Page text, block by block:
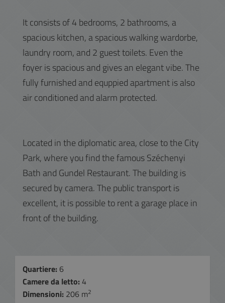
It consists of 4 bedrooms, 2 bathrooms, a
spacious kitchen, a spacious walking wardorbe,
laundry room, and 2 guest toilets. Even the
foyer is spacious and gives an elegant vibe. The
fully furnished and equppied apartment is also
air conditioned and alarm protected.
Located in the diplomatic area, close to the City
Park, where you find the famous Széchenyi
Bath and Gundel Restaurant. The building is
secured by camera. The public transport is
excellent, it is possible to rent a garage place in
front of the building.
Quartiere: 6
Camere da letto: 4
Dimensioni: 206 m2